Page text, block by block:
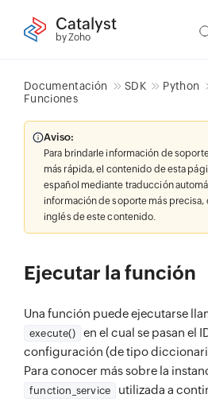
Catalyst
by Zoho
Documentación SDK Python
Funciones
Aviso:
Para brindarle información de
más rápida, el contenido de esta
español mediante traducción
información de soporte más precisa,
inglés de este contenido.
Ejecutar la función
Una función puede ejecutarse
execute()
en el cual se pasan el
configuración (de tipo
Para conocer más sobre la
function_service utilizada a